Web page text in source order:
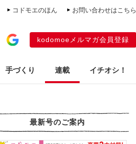
コドモエのほん お問い合わせはこちら
kodomoeメルマガ会員登録
手づくり 連載 イチオシ！
最新号のご案内